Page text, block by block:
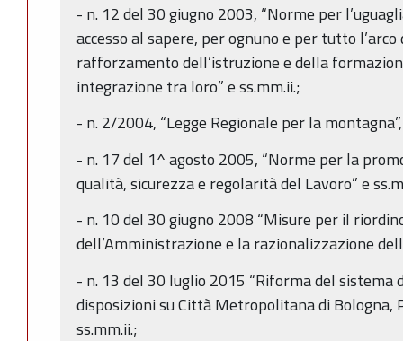
- n. 12 del 30 giugno 2003, “Norme per
accesso al sapere, per ognuno e per tutto
rafforzamento dell’istruzione e della
integrazione tra loro” e ss.mm.ii.;
- n. 2/2004, “Legge Regionale per la
- n. 17 del 1^ agosto 2005, “Norme per la
qualità, sicurezza e regolarità del Lavoro” e
- n. 10 del 30 giugno 2008 “Misure per il
dell’Amministrazione e la razionalizzazione
- n. 13 del 30 luglio 2015 “Riforma del sistema
disposizioni su Città Metropolitana di Bologna,
ss.mm.ii.;